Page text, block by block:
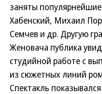
заняты
Хабенский, Михаил
Семчев и др. Другую
Женовача публика
студийной работе с
из сюжетных линий
Спектакль